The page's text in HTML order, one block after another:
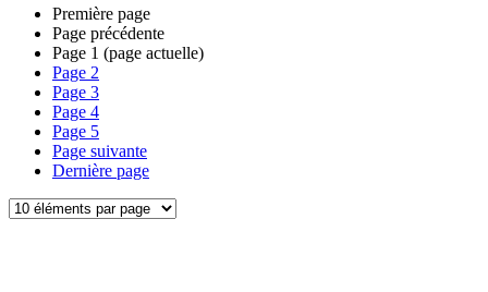
Première page
Page précédente
Page 1 (page actuelle)
Page 2
Page 3
Page 4
Page 5
Page suivante
Dernière page